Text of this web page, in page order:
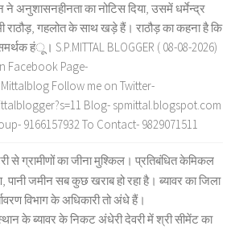
अनुशासनहीनता का नोटिस दिया, उसमें धर्मेन्द्र
राठौड़, गहलोत के साथ खड़े हैं। राठौड़ का कहना है कि
हंू। S.P.MITTAL BLOGGER ( 08-08-2026)
Facebook Page-
Follow me on Twitter-
Blog- spmittal.blogspot.com
9166157932 To Contact- 9829071511
से ग्रामीणों का जीना मुश्किल। प्रतिबंधित केमिकल
जमीन सब कुछ खराब हो रहा है। ब्यावर का जिला
विभाग के अधिकारी तो अंधे हैं।
के ब्यावर के निकट अंधेरी देवरी में श्री सीमेंट का